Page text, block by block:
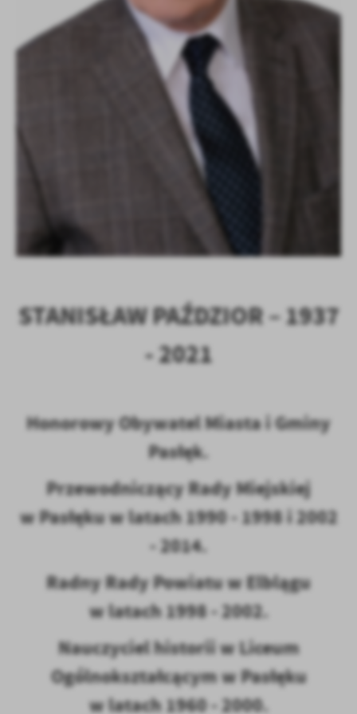
STANISŁAW PAŹDZIOR – 1937
- 2021
Honorowy Obywatel Miasta i Gminy
Pasłęk.
Przewodniczący Rady Miejskiej
w Pasłęku w latach 1990 - 1998 i 2002
- 2014.
Radny Rady Powiatu w Elblągu
w latach 1998 - 2002.
Nauczyciel historii w Liceum
Ogólnokształcącym w Pasłęku
w latach 1960 - 2000.